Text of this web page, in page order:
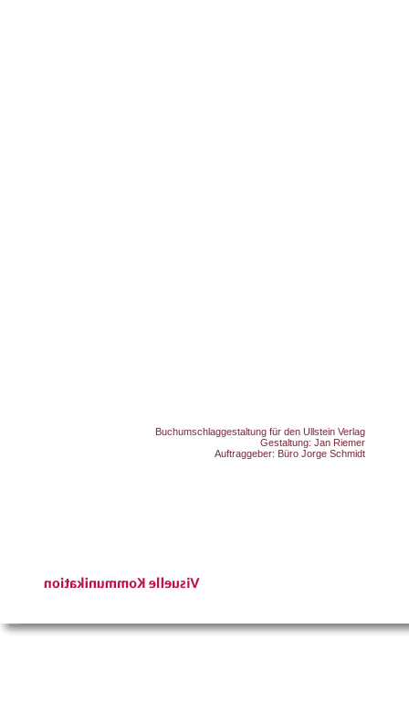
Buchumschlaggestaltung für den Ullstein Verlag
Gestaltung: Jan Riemer
Auftraggeber: Büro Jorge Schmidt